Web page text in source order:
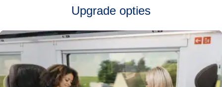
Upgrade opties